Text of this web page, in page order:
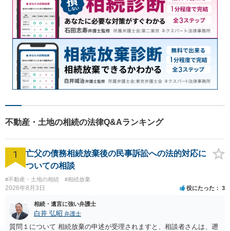
不動産・土地の相続の法律Q&Aランキング
1
亡父の債務相続放棄後の民事訴訟への法的対応に
ついての相談
#不動産・土地の相続 #相続放棄
2026年8月3日 役にたった 3
相続・遺言に強い弁護士
白井 弘昭 弁護士
質問１について 相続放棄の申述が受理されますと、相談者さんは、遡